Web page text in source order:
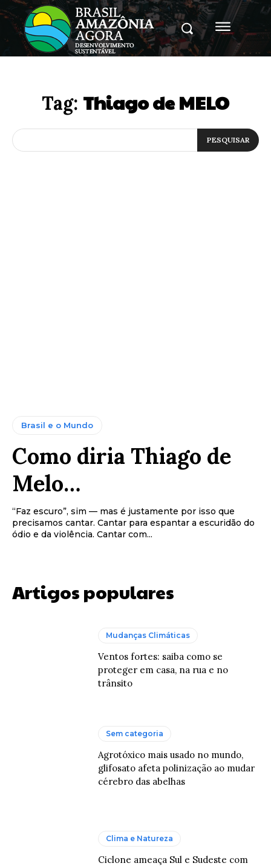
Tag: Thiago de MELO
PESQUISAR
Brasil e o Mundo
Como diria Thiago de
Melo…
“Faz escuro”, sim — mas é justamente por isso que
precisamos cantar. Cantar para espantar a escuridão do
ódio e da violência. Cantar com...
Artigos populares
Mudanças Climáticas
Ventos fortes: saiba como se
proteger em casa, na rua e no
trânsito
Sem categoria
Agrotóxico mais usado no mundo,
glifosato afeta polinização ao mudar
cérebro das abelhas
Clima e Natureza
Ciclone ameaça Sul e Sudeste com